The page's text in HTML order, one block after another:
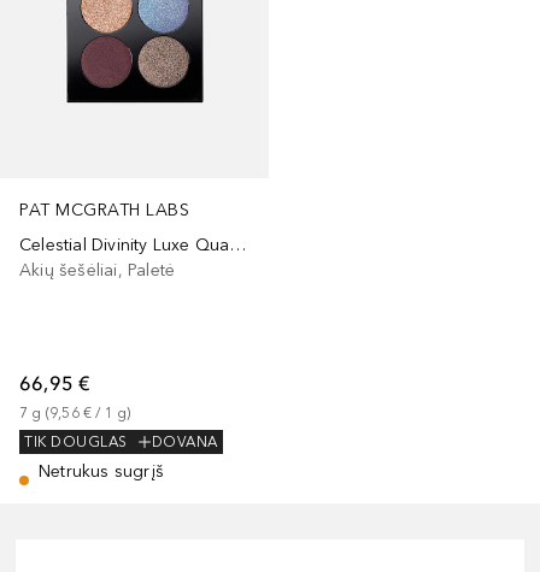
PAT MCGRATH LABS
Celestial Divinity Luxe Quad Eye Shadow
Akių šešėliai, Paletė
66,95 €
7 g (9,56 € / 1 g)
TIK DOUGLAS
DOVANA
Netrukus sugrįš